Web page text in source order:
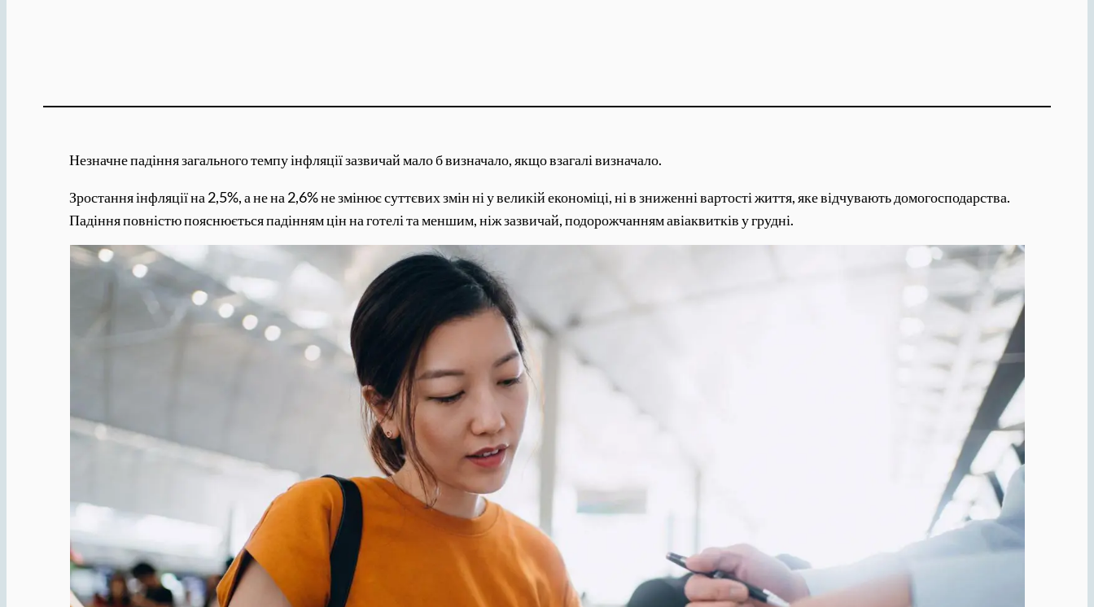
Незначне падіння загального темпу інфляції зазвичай мало б визначало, якщо взагалі визначало.
Зростання інфляції на 2,5%, а не на 2,6% не змінює суттєвих змін ні у великій економіці, ні в зниженні вартості життя, яке відчувають домогосподарства.
Падіння повністю пояснюється падінням цін на готелі та меншим, ніж зазвичай, подорожчанням авіаквитків у грудні.